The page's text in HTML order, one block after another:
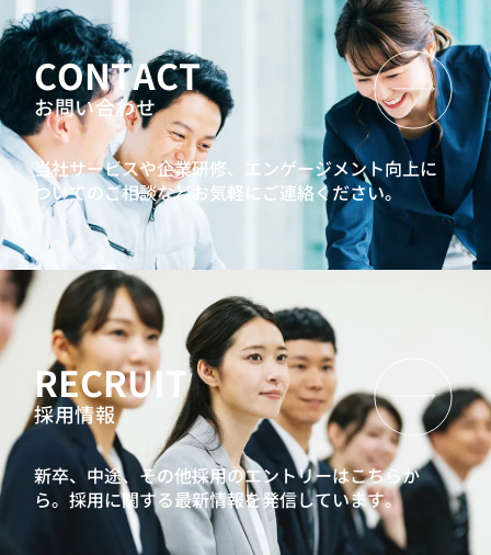
CONTACT
お問い合わせ
当社サービスや企業研修、エンゲージメント向上に
ついてのご相談などお気軽にご連絡ください。
RECRUIT
採用情報
新卒、中途、その他採用のエントリーはこちらか
ら。採用に関する最新情報を発信しています。